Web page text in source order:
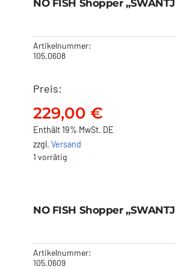
NO FISH Shopper
Artikelnummer:
105.0608
Preis:
229,00 €
Enthält 19% MwSt. DE
zzgl. Versand
1 vorrätig
„SWANTJE“
NO FISH Shopper
Artikelnummer:
105.0609